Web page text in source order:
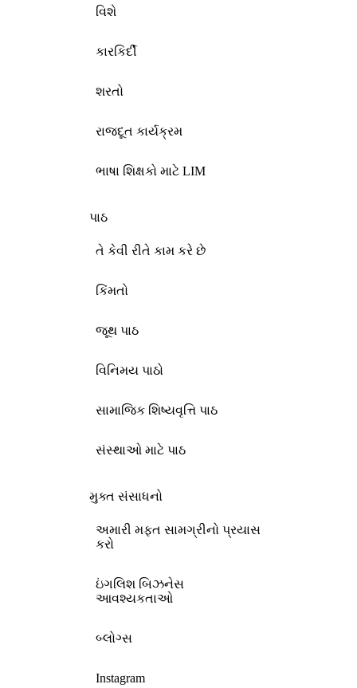
વિશે
કારકિર્દી
શરતો
રાજદૂત કાર્યક્રમ
ભાષા શિક્ષકો માટે LIM
પાઠ
તે કેવી રીતે કામ કરે છે
કિંમતો
જૂથ પાઠ
વિનિમય પાઠો
સામાજિક શિષ્યવૃત્તિ પાઠ
સંસ્થાઓ માટે પાઠ
મુક્ત સંસાધનો
અમારી મફત સામગ્રીનો પ્રયાસ
કરો
ઇંગલિશ બિઝનેસ
આવશ્યકતાઓ
બ્લોગ્સ
Instagram